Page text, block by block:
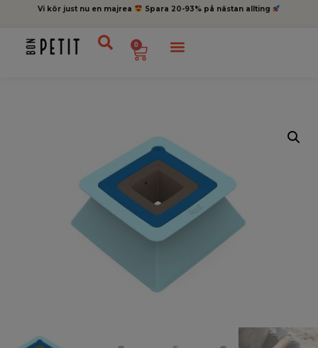
Vi kör just nu en majrea Spara 20-93% på nästan allting
0